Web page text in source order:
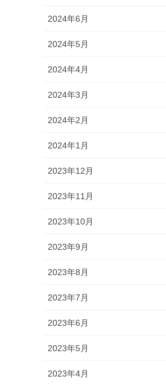
2024年6月
2024年5月
2024年4月
2024年3月
2024年2月
2024年1月
2023年12月
2023年11月
2023年10月
2023年9月
2023年8月
2023年7月
2023年6月
2023年5月
2023年4月